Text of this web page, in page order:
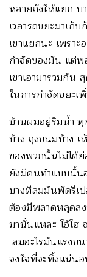
หลายถังให้แยก บ
เวลารถขยะมาเก็
เขาแยกนะ เพรา
กำจัดของมัน แต่พ
เขาเอามารวมกัน
ในการกำจัดขยะ
บ้านผมอยู่ริมน้ำ ทุ
บ้าง ถุงขนมบ้าง เ
ของพวกนั้นไม่ได้
ยังมีคนทำแบบนั้น
บางทีลมมันพัดรึเ
ต้องมีพลาดหลุดล
มานั่นแหละ โอ้โฮ
ลมอะไรมันแรง
จงใจที่จะทิ้งแน่น